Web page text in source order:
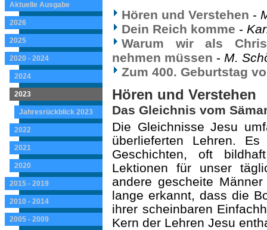
Aktuelle Ausgabe
2026
2025
2020 - 2024
2024
2023
Jahresrückblick 2023
2022
2021
2020
2015 - 2019
2010 - 2014
2005 - 2009
Hören und Verstehen -
Dein Reich komme -
Warum wir als
nehmen müssen - M.
Zum 400. Geburtstag
Hören und Verstehen
Das Gleichnis vom
Die Gleichnisse Jesu
überlieferten Lehren.
Geschichten, oft
Lektionen für un­ser
andere gescheite
lange erkannt, dass die
ihrer scheinbaren
Kern der Lehren Jesu